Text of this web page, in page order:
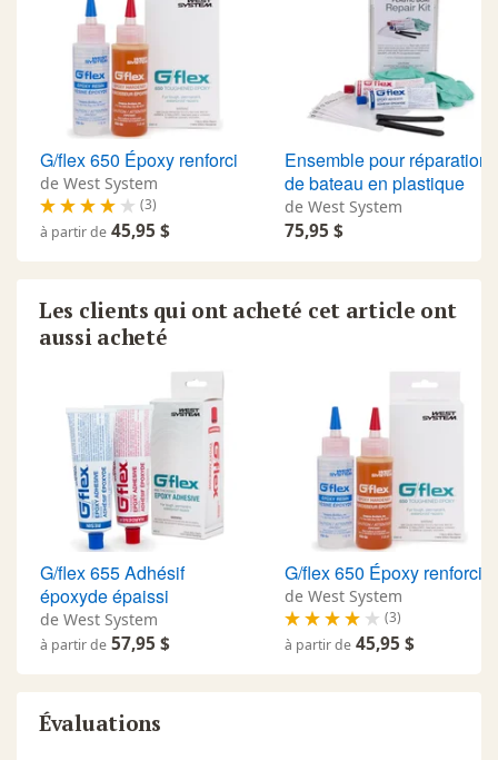
G/flex 650 Époxy renforci
de West System
(3)
à partir de 45,95 $
Ensemble pour réparation
de bateau en plastique
de West System
75,95 $
Les clients qui ont acheté cet article ont
aussi acheté
G/flex 655 Adhésif
époxyde épaissi
de West System
à partir de 57,95 $
G/flex 650 Époxy renforci
de West System
(3)
à partir de 45,95 $
Évaluations